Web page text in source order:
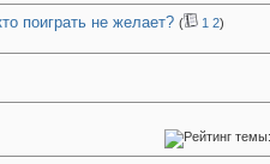
поиграть не желает? ( 1 2)